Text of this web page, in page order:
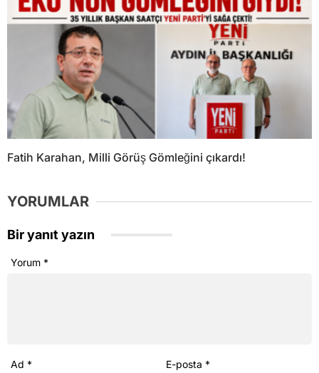
Fatih Karahan, Milli Görüş Gömleğini çıkardı!
YORUMLAR
Bir yanıt yazın
Yorum *
Ad * E-posta *